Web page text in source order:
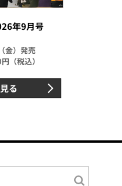
年9月号
金）発売
（税込）
る